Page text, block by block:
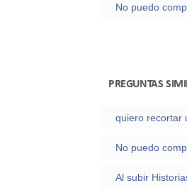
PREGUNTAS
quiero recortar
No puedo